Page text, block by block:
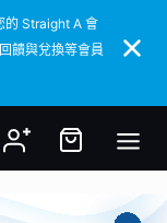
的 Straight A 會
饋與兌換等會員
的 Straight A 會
饋與兌換等會員